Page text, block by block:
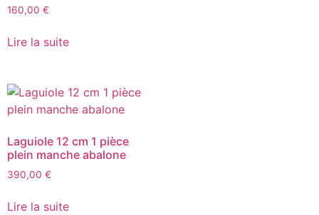
160,00 €
Lire la suite
Laguiole 12 cm 1 pièce
plein manche abalone
390,00 €
Lire la suite